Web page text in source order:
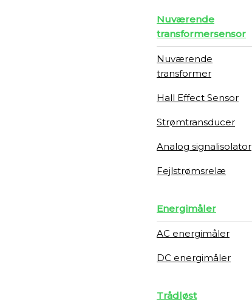
Nuværende
transformersensor
Nuværende
transformer
Hall Effect Sensor
Strømtransducer
Analog signalisolator
Fejlstrømsrelæ
Energimåler
AC energimåler
DC energimåler
Trådløst